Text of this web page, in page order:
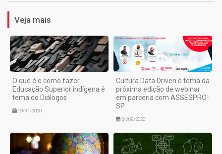
Veja mais
O que é e como fazer
Educação Superior indígena é
tema do Diálogos
09/11/2020
Cultura Data Driven é tema da
próxima edição de webinar
em parceria com ASSESPRO-
SP
24/09/2020